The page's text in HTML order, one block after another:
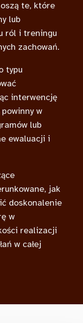
te, które
lub
ról i treningu
zachowań.
typu
interwencję
w
lub
ewaluacji i
jak
doskonalenie
w
realizacji
w całej